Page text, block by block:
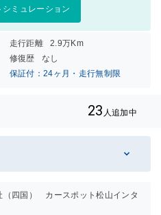
シミュレーション
走行距離
2.9万Km
修復歴
なし
保証付：24ヶ月・走行無制限
23 人追加中
（四国） カースポット松山インタ